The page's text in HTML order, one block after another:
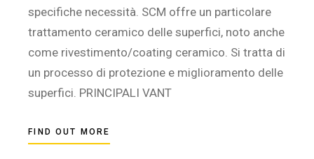
specifiche necessità. SCM offre un particolare
trattamento ceramico delle superfici, noto anche
come rivestimento/coating ceramico. Si tratta di
un processo di protezione e miglioramento delle
superfici. PRINCIPALI VANT
FIND OUT MORE